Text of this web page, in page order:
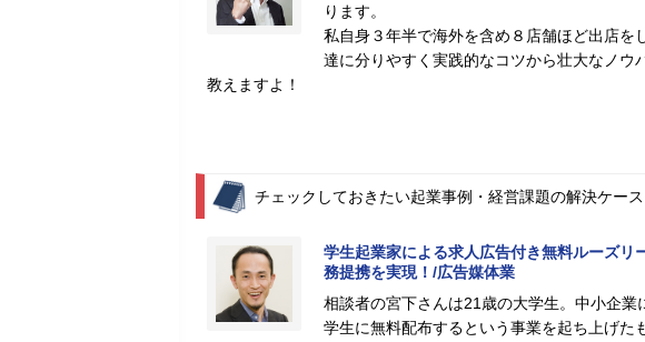
ります。
私自身３年半で海外を含め８店舗ほど出店
達に分りやすく実践的なコツから壮大なノ
教えますよ！
チェックしておきたい起業事例・経営課題の解決ケース
学生起業家による求人広告付き無料ルーズ
務提携を実現！/広告媒体業
相談者の宮下さんは21歳の大学生。中小企
学生に無料配布するという事業を起ち上げた